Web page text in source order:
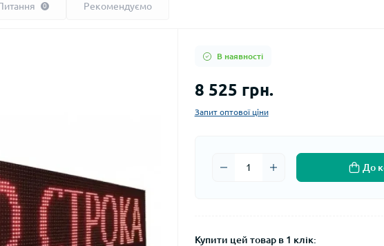
0 Рекомендуємо
В наявності
8 525 грн.
Запит оптової ціни
До
Купити цей товар в 1 клік: